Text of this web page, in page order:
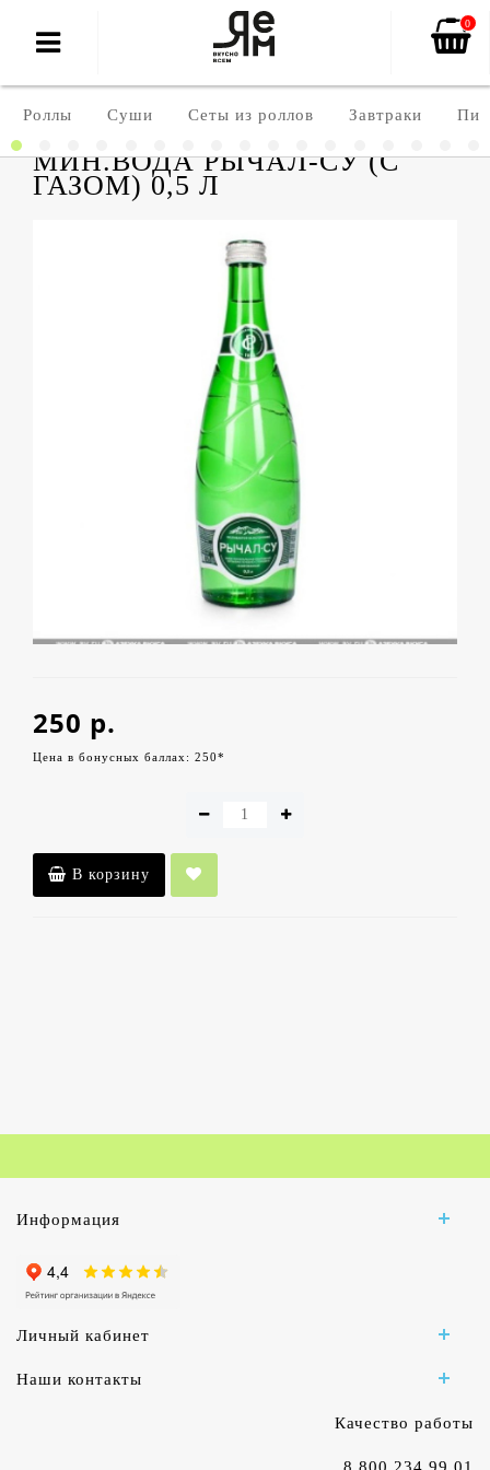
0
Роллы Суши Сеты из роллов Завтраки
МИН.ВОДА РЫЧАЛ-СУ (С
ГАЗОМ) 0,5 Л
250 р.
Цена в бонусных баллах: 250*
В корзину
Информация
Личный кабинет
Наши контакты
Качество работы